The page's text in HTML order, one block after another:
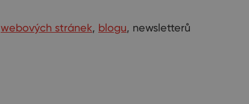
webových stránek, blogu, newsletterů